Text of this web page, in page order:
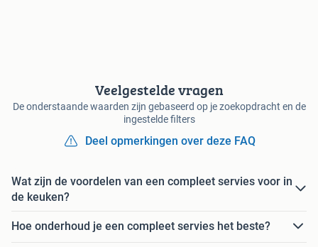
Veelgestelde vragen
De onderstaande waarden zijn gebaseerd op je zoekopdracht en de
ingestelde filters
Deel opmerkingen over deze FAQ
Wat zijn de voordelen van een compleet servies voor in
de keuken?
Hoe onderhoud je een compleet servies het beste?